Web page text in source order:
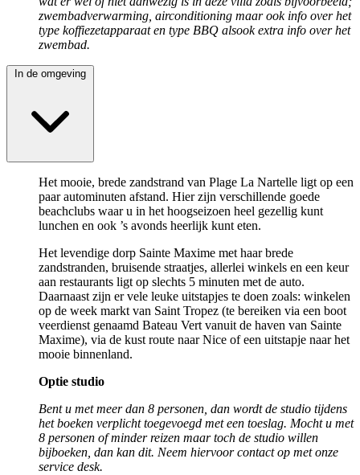
zwembadverwarming, airconditioning maar ook info over het
type koffiezetapparaat en type BBQ alsook extra info over het
zwembad.
Het mooie, brede zandstrand van Plage La Nartelle ligt op een
paar autominuten afstand. Hier zijn verschillende goede
beachclubs waar u in het hoogseizoen heel gezellig kunt
lunchen en ook ’s avonds heerlijk kunt eten.
Het levendige dorp Sainte Maxime met haar brede
zandstranden, bruisende straatjes, allerlei winkels en een keur
aan restaurants ligt op slechts 5 minuten met de auto.
Daarnaast zijn er vele leuke uitstapjes te doen zoals: winkelen
op de week markt van Saint Tropez (te bereiken via een boot
veerdienst genaamd Bateau Vert vanuit de haven van Sainte
Maxime), via de kust route naar Nice of een uitstapje naar het
mooie binnenland.
Optie studio
Bent u met meer dan 8 personen, dan wordt de studio tijdens
het boeken verplicht toegevoegd met een toeslag. Mocht u met
8 personen of minder reizen maar toch de studio willen
bijboeken, dan kan dit. Neem hiervoor contact op met onze
service desk.